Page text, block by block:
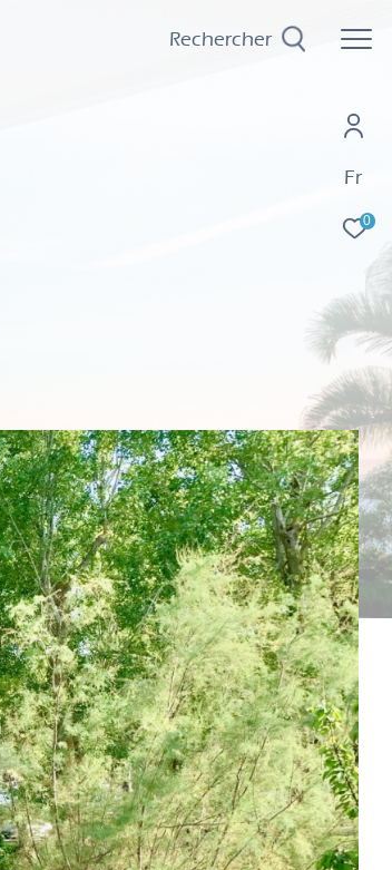
Fr
0
Rechercher